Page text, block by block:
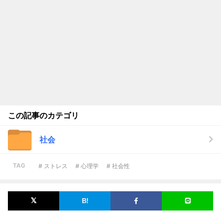
この記事のカテゴリ
社会
TAG # ストレス # 心理学 # 社会性